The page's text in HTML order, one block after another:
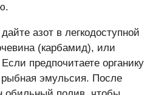
азот в легкодоступной
(карбамид), или
предпочитаете органику
эмульсия. После